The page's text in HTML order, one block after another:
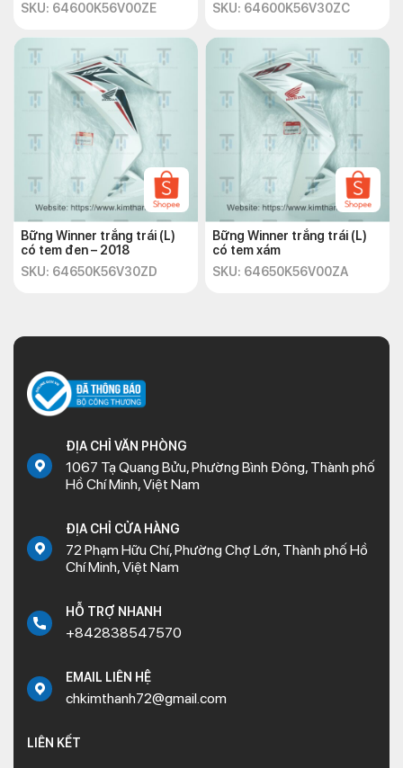
SKU: 64600K56V00ZE
SKU: 64600K56V30ZC
Bững Winner trắng trái (L)
có tem đen – 2018
SKU: 64650K56V30ZD
Bững Winner trắng trái (L)
có tem xám
SKU: 64650K56V00ZA
ĐỊA CHỈ VĂN PHÒNG
1067 Tạ Quang Bửu, Phường Bình Đông, Thành phố
Hồ Chí Minh, Việt Nam
ĐỊA CHỈ CỬA HÀNG
72 Phạm Hữu Chí, Phường Chợ Lớn, Thành phố Hồ
Chí Minh, Việt Nam
HỖ TRỢ NHANH
+842838547570
EMAIL LIÊN HỆ
chkimthanh72@gmail.com
LIÊN KẾT